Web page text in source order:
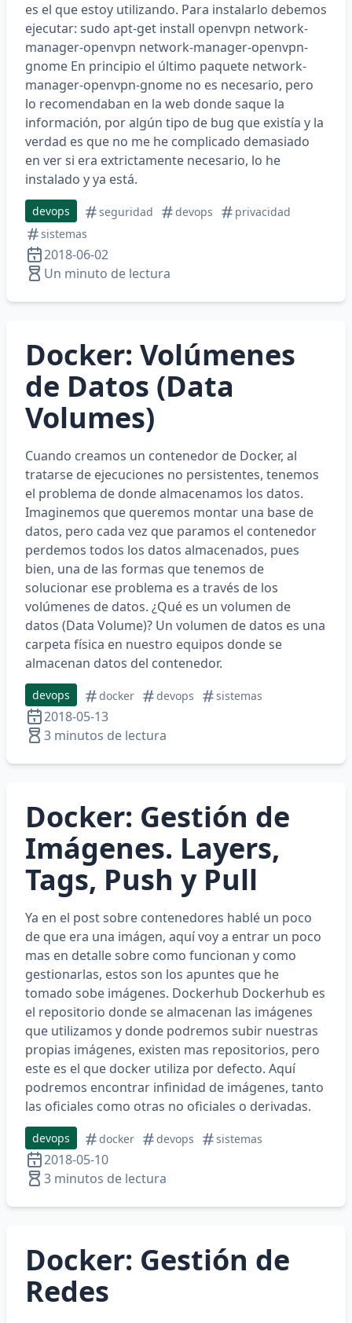
es el que estoy utilizando. Para instalarlo debemos
ejecutar: sudo apt-get install openvpn network-
manager-openvpn network-manager-openvpn-
gnome En principio el último paquete network-
manager-openvpn-gnome no es necesario, pero
lo recomendaban en la web donde saque la
información, por algún tipo de bug que existía y la
verdad es que no me he complicado demasiado
en ver si era extrictamente necesario, lo he
instalado y ya está.
devops seguridad devops
privacidad
sistemas
2018-06-02
Un minuto de lectura
Docker: Volúmenes
de Datos (Data
Volumes)
Cuando creamos un contenedor de Docker, al
tratarse de ejecuciones no persistentes, tenemos
el problema de donde almacenamos los datos.
Imaginemos que queremos montar una base de
datos, pero cada vez que paramos el contenedor
perdemos todos los datos almacenados, pues
bien, una de las formas que tenemos de
solucionar ese problema es a través de los
volúmenes de datos. ¿Qué es un volumen de
datos (Data Volume)? Un volumen de datos es una
carpeta física en nuestro equipos donde se
almacenan datos del contenedor.
devops docker devops sistemas
2018-05-13
3 minutos de lectura
Docker: Gestión de
Imágenes. Layers,
Tags, Push y Pull
Ya en el post sobre contenedores hablé un poco
de que era una imágen, aquí voy a entrar un poco
mas en detalle sobre como funcionan y como
gestionarlas, estos son los apuntes que he
tomado sobe imágenes. Dockerhub Dockerhub es
el repositorio donde se almacenan las imágenes
que utilizamos y donde podremos subir nuestras
propias imágenes, existen mas repositorios, pero
este es el que docker utiliza por defecto. Aquí
podremos encontrar infinidad de imágenes, tanto
las oficiales como otras no oficiales o derivadas.
devops docker devops sistemas
2018-05-10
3 minutos de lectura
Docker: Gestión de
Redes